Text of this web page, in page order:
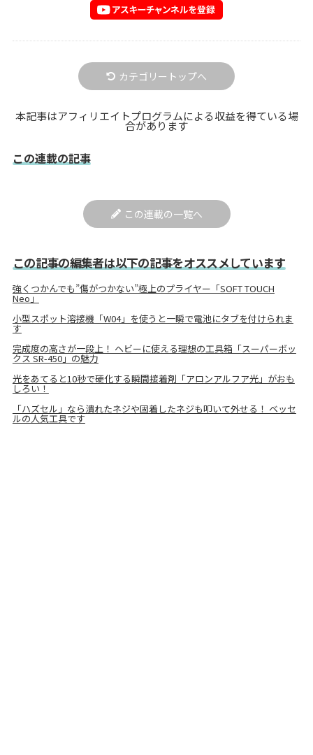
カテゴリートップへ
本記事はアフィリエイトプログラムによる収益を得ている場
合があります
この連載の記事
この連載の一覧へ
この記事の編集者は以下の記事をオススメしています
強くつかんでも”傷がつかない”極上のプライヤー「SOFT TOUCH
Neo」
小型スポット溶接機「W04」を使うと一瞬で電池にタブを付けられま
す
完成度の高さが一段上！ ヘビーに使える理想の工具箱「スーパーボッ
クス SR-450」の魅力
光をあてると10秒で硬化する瞬間接着剤「アロンアルフア光」がおも
しろい！
「ハズセル」なら潰れたネジや固着したネジも叩いて外せる！ ベッセ
ルの人気工具です